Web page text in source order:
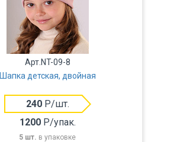
Арт.NT-09-8
Шапка детская, двойная
240Р/шт.
1200Р/упак.
5 шт. в упаковке